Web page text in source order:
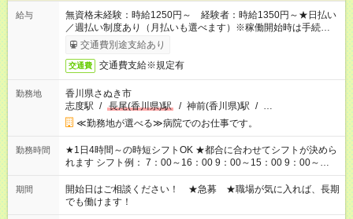
給与
無資格未経験：時給1250円～ 経験者：時給1350円～★日払い
／週払い制度あり（月払いも選べます）※稼働開始時は手続き完
了次第のお支払いとなります。
交通費別途支給あり
交通費 交通費支給※規定有
勤務地
香川県さぬき市
志度駅 / 長尾(香川県)駅 / 神前(香川県)駅 / …
≪勤務地が選べる≫病院でのお仕事です。
勤務時間
★1日4時間～の時短シフトOK ★都合に合わせてシフトが決めら
れます シフト例： 7：00～16：00 9：00～15：00 9：00～
18：00 11：00～20：00 など ※Wワークの場合、他のお仕事と
合わせ週40時間超の就業はご案内できません ※法令に基づき、
週20時間以上勤務は社会保険への加入対象となります ※労働者
派遣法（日雇い派遣の原則禁止）により、短時間・短期間の就
期間
開始日はご相談ください！ ★急募 ★職場が気に入れば、長期
でも働けます！